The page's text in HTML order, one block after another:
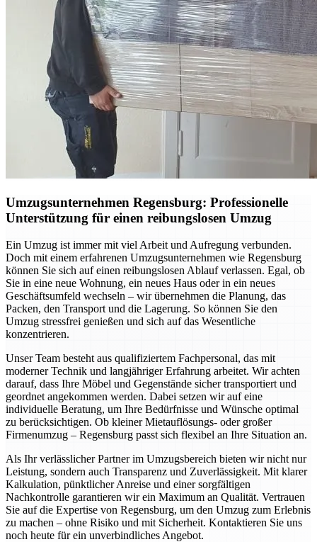
Umzugsunternehmen Regensburg: Professionelle
Unterstützung für einen reibungslosen Umzug
Ein Umzug ist immer mit viel Arbeit und Aufregung verbunden.
Doch mit einem erfahrenen Umzugsunternehmen wie Regensburg
können Sie sich auf einen reibungslosen Ablauf verlassen. Egal, ob
Sie in eine neue Wohnung, ein neues Haus oder in ein neues
Geschäftsumfeld wechseln – wir übernehmen die Planung, das
Packen, den Transport und die Lagerung. So können Sie den
Umzug stressfrei genießen und sich auf das Wesentliche
konzentrieren.
Unser Team besteht aus qualifiziertem Fachpersonal, das mit
moderner Technik und langjähriger Erfahrung arbeitet. Wir achten
darauf, dass Ihre Möbel und Gegenstände sicher transportiert und
geordnet angekommen werden. Dabei setzen wir auf eine
individuelle Beratung, um Ihre Bedürfnisse und Wünsche optimal
zu berücksichtigen. Ob kleiner Mietauflösungs- oder großer
Firmenumzug – Regensburg passt sich flexibel an Ihre Situation an.
Als Ihr verlässlicher Partner im Umzugsbereich bieten wir nicht nur
Leistung, sondern auch Transparenz und Zuverlässigkeit. Mit klarer
Kalkulation, pünktlicher Anreise und einer sorgfältigen
Nachkontrolle garantieren wir ein Maximum an Qualität. Vertrauen
Sie auf die Expertise von Regensburg, um den Umzug zum Erlebnis
zu machen – ohne Risiko und mit Sicherheit. Kontaktieren Sie uns
noch heute für ein unverbindliches Angebot.